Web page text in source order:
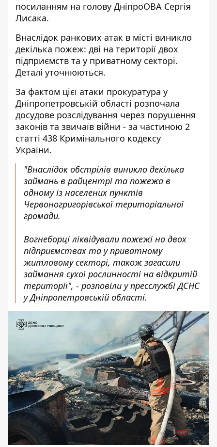
посиланням на голову ДніпроОВА Сергія
Лисака.
Внаслідок ранкових атак в місті виникло
декілька пожеж: дві на території двох
підприємств та у приватному секторі.
Деталі уточнюються.
За фактом цієї атаки прокуратура у
Дніпропетровській області розпочала
досудове розслідування через порушення
законів та звичаїв війни - за частиною 2
статті 438 Кримінального кодексу
України.
"Внаслідок обстрілів виникло декілька
займань в райцентрі та пожежа в
одному із населених пунктів
Червоногригорівської територіальної
громади.
Вогнеборці ліквідували пожежі на двох
підприємствах та у приватному
житловому секторі, також загасили
займання сухої рослинності на відкритій
території", - розповіли упресслужбі ДСНС
у Дніпропетровській області.